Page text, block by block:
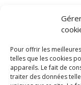
Pour offrir les
telles que les cookies
appareils. Le fait de
traiter des données
En cette
deux hommes
deux, au volant
L’homologation
prévue pour le